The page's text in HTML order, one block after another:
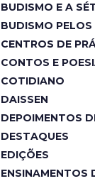
BUDISMO E A
BUDISMO
CENTROS DE
CONTOS E
COTIDIANO
DAISSEN
DEPOIMENTOS
DESTAQUES
EDIÇÕES
ENSINAMENTOS